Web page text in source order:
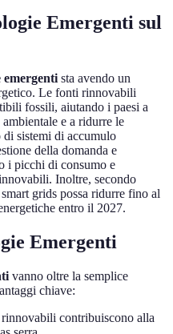
Emergenti sul
emergenti sta avendo un
Le fonti rinnovabili
fossili, aiutando i paesi a
e a ridurre le
sistemi di accumulo
della domanda e
i picchi di consumo e
Inoltre, secondo
grids possa ridurre fino al
entro il 2027.
Emergenti
vanno oltre la semplice
chiave:
rinnovabili contribuiscono alla